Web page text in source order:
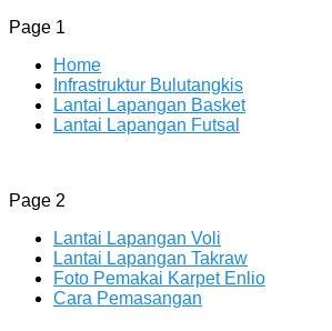
Page 1
Home
Infrastruktur Bulutangkis
Lantai Lapangan Basket
Lantai Lapangan Futsal
ENLIO INDONESIA
Menyediakan Karpet Lapangan
Page 2
Lantai Lapangan Voli
Lantai Lapangan Takraw
Foto Pemakai Karpet Enlio
Cara Pemasangan